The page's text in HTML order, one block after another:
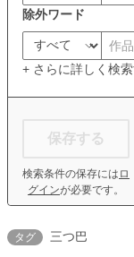
除外ワード
+ さらに詳しく検
保存する
検索条件の保存には ロ
グインが必要です。
タグ 三つ巴